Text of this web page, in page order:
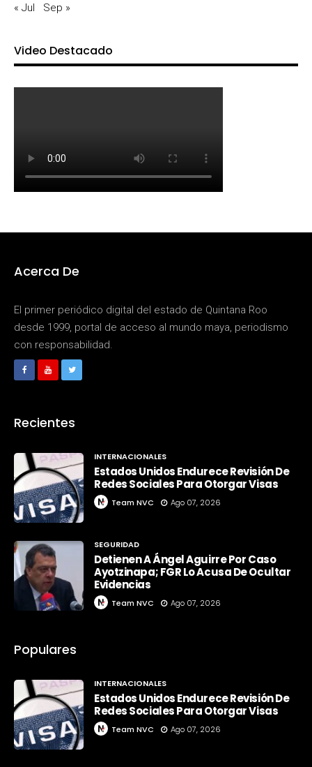
« Jul Sep »
Video Destacado
Acerca De
El primer periódico digital del estado de Quintana Roo
desde 1999, portal de acceso al mundo maya, periodismo
con responsabilidad.
Recientes
INTERNACIONALES
Estados Unidos Endurece Revisión De
Redes Sociales Para Otorgar Visas
Team NVC Ago 07, 2026
SEGURIDAD
Detienen A Ángel Aguirre Por Caso
Ayotzinapa; FGR Lo Acusa De Ocultar
Evidencias
Team NVC Ago 07, 2026
Populares
INTERNACIONALES
Estados Unidos Endurece Revisión De
Redes Sociales Para Otorgar Visas
Team NVC Ago 07, 2026